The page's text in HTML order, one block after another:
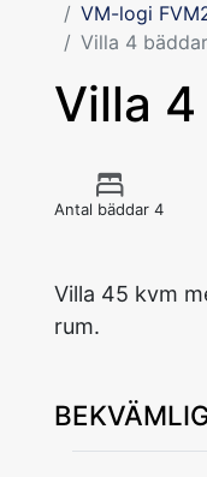
VM-logi
Villa 4 bäddar
Villa
Antal bäddar 4
Villa 45 kvm
rum.